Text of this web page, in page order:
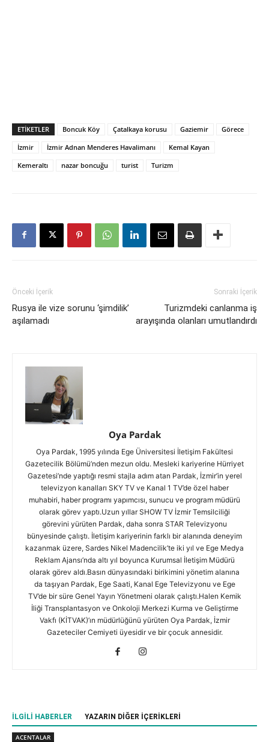
ETIKETLER Boncuk Köy Çatalkaya korusu Gaziemir
Görece
İzmir
İzmir Adnan Menderes Havalimanı
Kemal Kayan
Kemeraltı
nazar boncuğu turist Turizm
Önceki İçerik
Rusya ile vize sorunu ‘şimdilik’
aşılamadı
Sonraki İçerik
Turizmdeki canlanma iş
arayışında olanları umutlandırdı
Oya Pardak
Oya Pardak, 1995 yılında Ege Üniversitesi İletişim Fakültesi
Gazetecilik Bölümü’nden mezun oldu. Mesleki kariyerine Hürriyet
Gazetesi’nde yaptığı resmi stajla adım atan Pardak, İzmir’in yerel
televizyon kanalları SKY TV ve Kanal 1 TV’de özel haber
muhabiri, haber programı yapımcısı, sunucu ve program müdürü
olarak görev yaptı.Uzun yıllar SHOW TV İzmir Temsilciliği
görevini yürüten Pardak, daha sonra STAR Televizyonu
bünyesinde çalıştı. İletişim kariyerinin farklı bir alanında deneyim
kazanmak üzere, Sardes Nikel Madencilik’te iki yıl ve Ege Medya
Reklam Ajansı’nda altı yıl boyunca Kurumsal İletişim Müdürü
olarak görev aldı.Basın dünyasındaki birikimini yönetim alanına
da taşıyan Pardak, Ege Saati, Kanal Ege Televizyonu ve Ege
TV’de bir süre Genel Yayın Yönetmeni olarak çalıştı.Halen Kemik
İliği Transplantasyon ve Onkoloji Merkezi Kurma ve Geliştirme
Vakfı (KİTVAK)’ın müdürlüğünü yürüten Oya Pardak, İzmir
Gazeteciler Cemiyeti üyesidir ve bir çocuk annesidir.
İLGILI HABERLER YAZARIN DIĞER İÇERIKLERI
ACENTALAR